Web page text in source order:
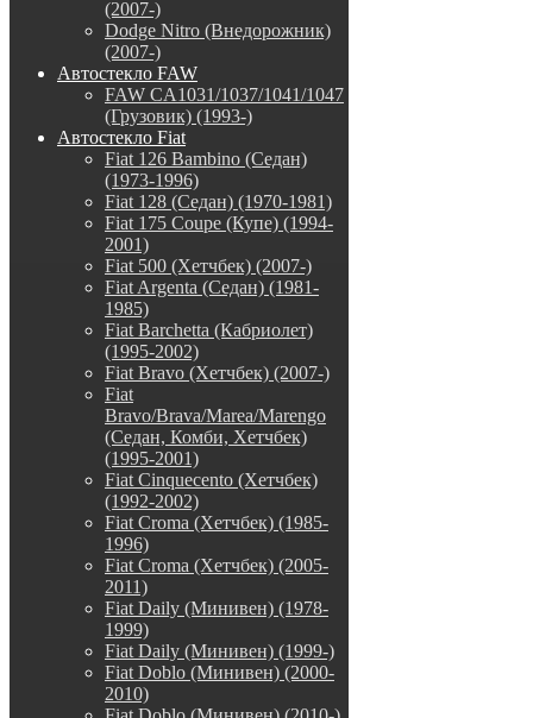
(2007-)
Dodge Nitro (Внедорожник)
(2007-)
Автостекло FAW
FAW CA1031/1037/1041/1047
(Грузовик) (1993-)
Автостекло Fiat
Fiat 126 Bambino (Седан)
(1973-1996)
Fiat 128 (Седан) (1970-1981)
Fiat 175 Coupe (Купе) (1994-
2001)
Fiat 500 (Хетчбек) (2007-)
Fiat Argenta (Седан) (1981-
1985)
Fiat Barchetta (Кабриолет)
(1995-2002)
Fiat Bravo (Хетчбек) (2007-)
Fiat
Bravo/Brava/Marea/Marengo
(Седан, Комби, Хетчбек)
(1995-2001)
Fiat Cinquecento (Хетчбек)
(1992-2002)
Fiat Croma (Хетчбек) (1985-
1996)
Fiat Croma (Хетчбек) (2005-
2011)
Fiat Daily (Минивен) (1978-
1999)
Fiat Daily (Минивен) (1999-)
Fiat Doblo (Минивен) (2000-
2010)